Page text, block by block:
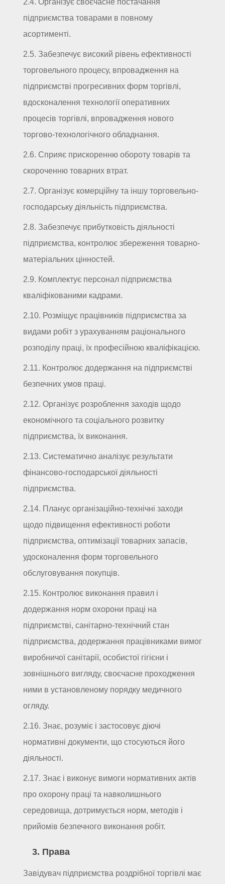
2.4. Організує своєчасне постачання
підприємства товарами в повному
асортименті.
2.5. Забезпечує високий рівень ефективності
торговельного процесу, впровадження на
підприємстві прогресивних форм торгівлі,
вдосконалення технології оперативних
процесів торгівлі, впровадження нового
торгово-технологічного обладнання.
2.6. Сприяє прискоренню обороту товарів та
скороченню товарних втрат.
2.7. Організує комерційну та іншу торговельно-
господарську діяльність підприємства.
2.8. Забезпечує прибутковість діяльності
підприємства, контролює збереження товарно-
матеріальних цінностей.
2.9. Комплектує персонал підприємства
кваліфікованими кадрами.
2.10. Розміщує працівників підприємства за
видами робіт з урахуванням раціонального
розподілу праці, їх професійною кваліфікацією.
2.11. Контролює додержання на підприємстві
безпечних умов праці.
2.12. Організує розроблення заходів щодо
економічного та соціального розвитку
підприємства, їх виконання.
2.13. Систематично аналізує результати
фінансово-господарської діяльності
підприємства.
2.14. Планує організаційно-технічні заходи
щодо підвищення ефективності роботи
підприємства, оптимізації товарних запасів,
удосконалення форм торговельного
обслуговування покупців.
2.15. Контролює виконання правил і
додержання норм охорони праці на
підприємстві, санітарно-технічний стан
підприємства, додержання працівниками вимог
виробничої санітарії, особистої гігієни і
зовнішнього вигляду, своєчасне проходження
ними в установленому порядку медичного
огляду.
2.16. Знає, розуміє і застосовує діючі
нормативні документи, що стосуються його
діяльності.
2.17. Знає і виконує вимоги нормативних актів
про охорону праці та навколишнього
середовища, дотримується норм, методів і
прийомів безпечного виконання робіт.
3. Права
Завідувач підприємства роздрібної торгівлі має